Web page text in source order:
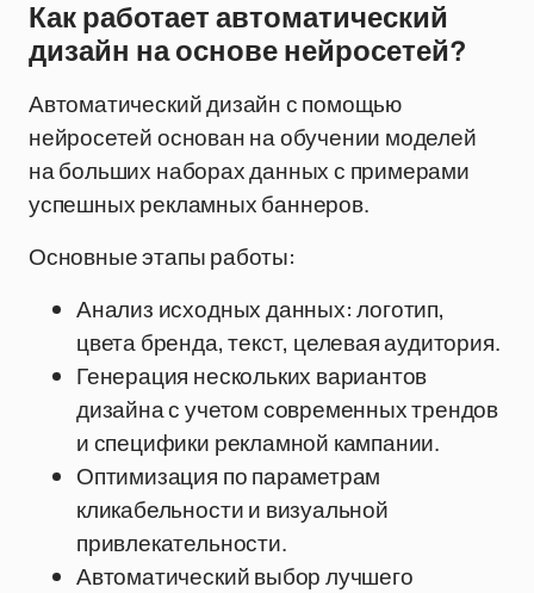
Как работает автоматический
дизайн на основе нейросетей?
Автоматический дизайн с помощью
нейросетей основан на обучении моделей
на больших наборах данных с примерами
успешных рекламных баннеров.
Основные этапы работы:
Анализ исходных данных: логотип,
цвета бренда, текст, целевая аудитория.
Генерация нескольких вариантов
дизайна с учетом современных трендов
и специфики рекламной кампании.
Оптимизация по параметрам
кликабельности и визуальной
привлекательности.
Автоматический выбор лучшего